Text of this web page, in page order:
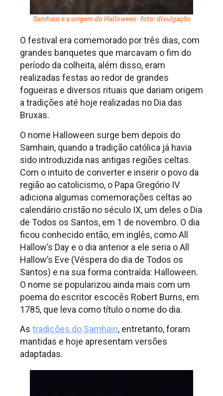
Samhain e a origem do Halloween- foto: divulgação
O festival era comemorado por três dias, com
grandes banquetes que marcavam o fim do
período da colheita, além disso, eram
realizadas festas ao redor de grandes
fogueiras e diversos rituais que dariam origem
a tradições até hoje realizadas no Dia das
Bruxas.
O nome Halloween surge bem depois do
Samhain, quando a tradição católica já havia
sido introduzida nas antigas regiões celtas.
Com o intuito de converter e inserir o povo da
região ao catolicismo, o Papa Gregório IV
adiciona algumas comemorações celtas ao
calendário cristão no século IX, um deles o Dia
de Todos os Santos, em 1 de novembro. O dia
ficou conhecido então, em inglês, como All
Hallow’s Day e o dia anterior a ele seria o All
Hallow’s Eve (Véspera do dia de Todos os
Santos) e na sua forma contraída: Halloween.
O nome se popularizou ainda mais com um
poema do escritor escocês Robert Burns, em
1785, que leva como título o nome do dia.
As tradições do Samhain, entretanto, foram
mantidas e hoje apresentam versões
adaptadas.